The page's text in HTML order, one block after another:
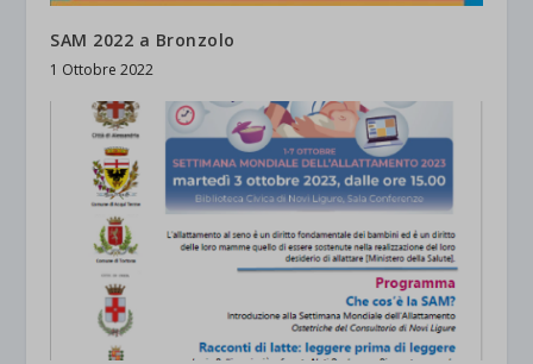
SAM 2022 a Bronzolo
1 Ottobre 2022